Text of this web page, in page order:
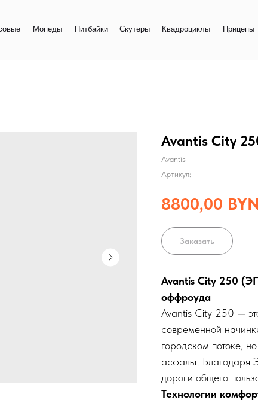
Мопеды Электро
Прицепы
Квадроциклы
Скутеры
Питбайки
Avantis Сity
Avantis
Артикул:
8800,00 BYN
Заказать
Avantis City 250
оффроуда
Avantis City 250 —
современной
городском потоке,
асфальт. Благодаря
дороги общего
Технологии